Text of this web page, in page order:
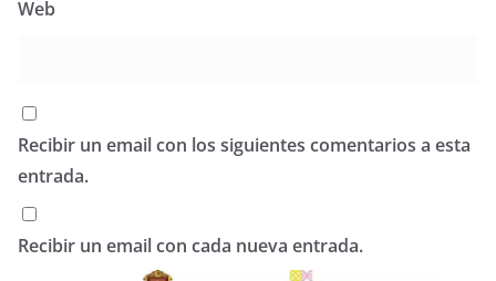
Web
Recibir un email con los siguientes comentarios a esta
entrada.
Recibir un email con cada nueva entrada.